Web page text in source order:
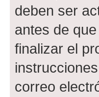
deben ser
antes de
finalizar el
correo